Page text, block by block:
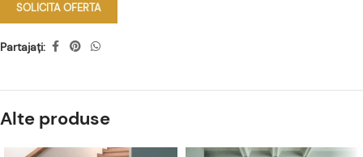
SOLICITA OFERTA
Partajați:
Alte produse